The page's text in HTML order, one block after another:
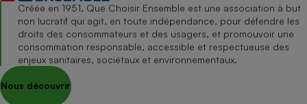
Créée en 1951, Que Choisir Ensemble est une association à but
non lucratif qui agit, en toute indépendance, pour défendre les
droits des consommateurs et des usagers, et promouvoir une
consommation responsable, accessible et respectueuse des
enjeux sanitaires, sociétaux et environnementaux.
Nous découvrir